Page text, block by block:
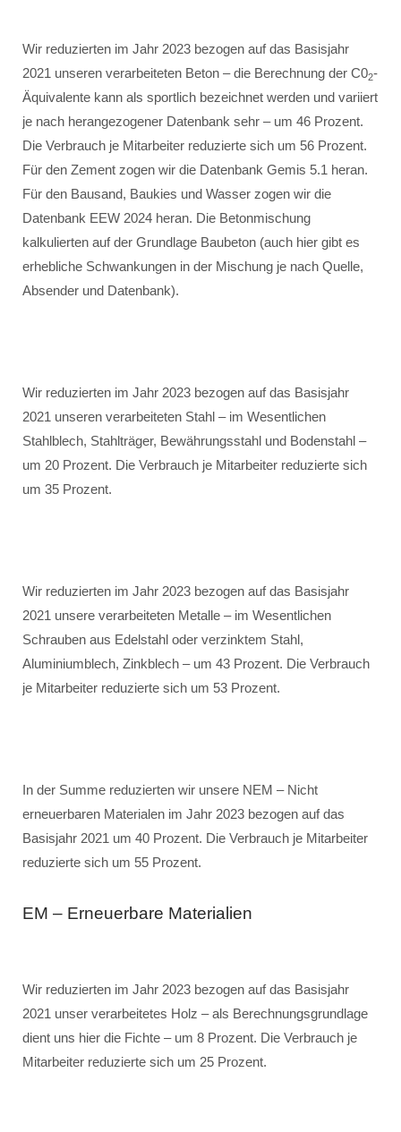
Wir reduzierten im Jahr 2023 bezogen auf das Basisjahr
2021 unseren verarbeiteten Beton – die Berechnung der C02-
Äquivalente kann als sportlich bezeichnet werden und variiert
je nach herangezogener Datenbank sehr – um 46 Prozent.
Die Verbrauch je Mitarbeiter reduzierte sich um 56 Prozent.
Für den Zement zogen wir die Datenbank Gemis 5.1 heran.
Für den Bausand, Baukies und Wasser zogen wir die
Datenbank EEW 2024 heran. Die Betonmischung
kalkulierten auf der Grundlage Baubeton (auch hier gibt es
erhebliche Schwankungen in der Mischung je nach Quelle,
Absender und Datenbank).
Wir reduzierten im Jahr 2023 bezogen auf das Basisjahr
2021 unseren verarbeiteten Stahl – im Wesentlichen
Stahlblech, Stahlträger, Bewährungsstahl und Bodenstahl –
um 20 Prozent. Die Verbrauch je Mitarbeiter reduzierte sich
um 35 Prozent.
Wir reduzierten im Jahr 2023 bezogen auf das Basisjahr
2021 unsere verarbeiteten Metalle – im Wesentlichen
Schrauben aus Edelstahl oder verzinktem Stahl,
Aluminiumblech, Zinkblech – um 43 Prozent. Die Verbrauch
je Mitarbeiter reduzierte sich um 53 Prozent.
In der Summe reduzierten wir unsere NEM – Nicht
erneuerbaren Materialen im Jahr 2023 bezogen auf das
Basisjahr 2021 um 40 Prozent. Die Verbrauch je Mitarbeiter
reduzierte sich um 55 Prozent.
EM – Erneuerbare Materialien
Wir reduzierten im Jahr 2023 bezogen auf das Basisjahr
2021 unser verarbeitetes Holz – als Berechnungsgrundlage
dient uns hier die Fichte – um 8 Prozent. Die Verbrauch je
Mitarbeiter reduzierte sich um 25 Prozent.